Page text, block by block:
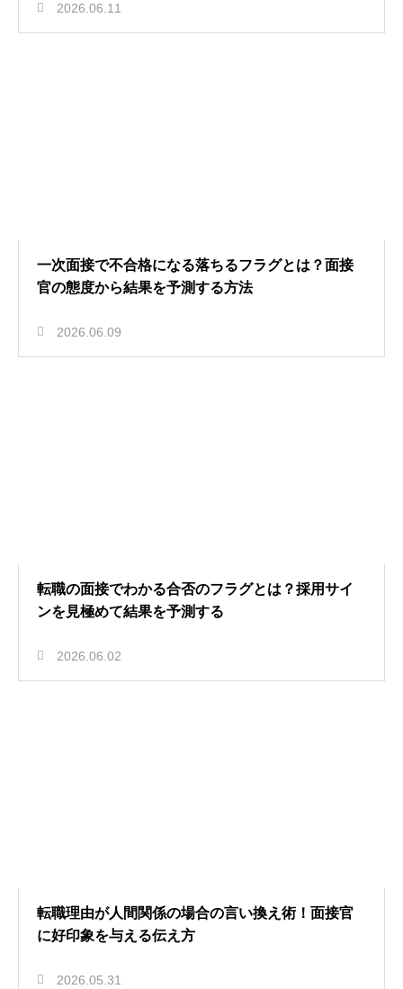
2026.06.11
一次面接で不合格になる落ちるフラグとは？面接
官の態度から結果を予測する方法
2026.06.09
転職の面接でわかる合否のフラグとは？採用サイ
ンを見極めて結果を予測する
2026.06.02
転職理由が人間関係の場合の言い換え術！面接官
に好印象を与える伝え方
2026.05.31